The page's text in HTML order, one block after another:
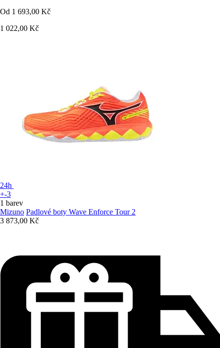
Od 1 693,00 Kč
1 022,00 Kč
24h
+-3
1 barev
Mizuno Padlové boty Wave Enforce Tour 2
3 873,00 Kč